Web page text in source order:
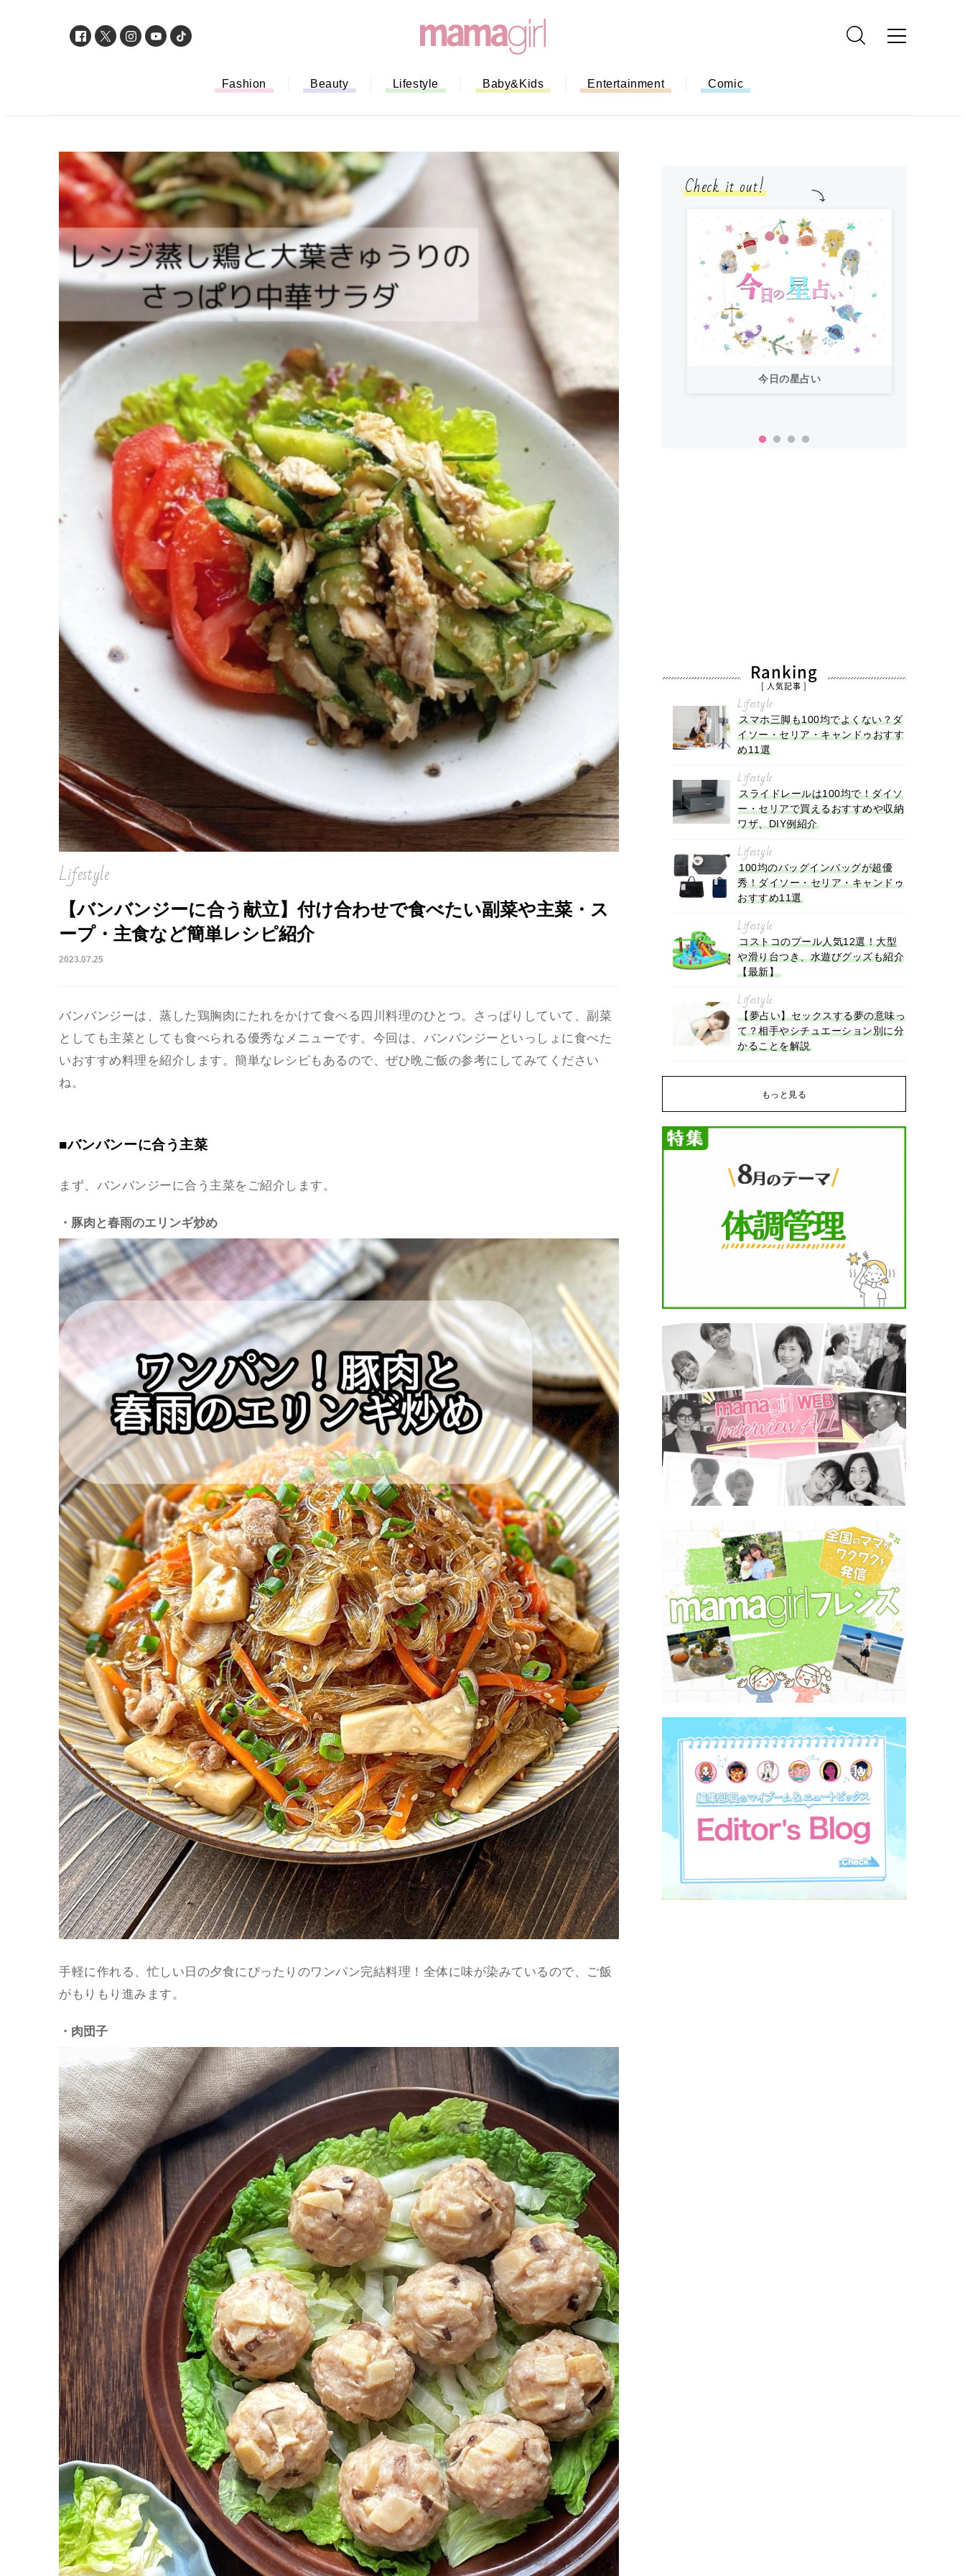
Fashion Beauty Lifestyle Baby&Kids Entertainment Comic
Lifestyle
【バンバンジーに合う献立】付け合わせで食べたい副菜や主菜・ス
ープ・主食など簡単レシピ紹介
2023.07.25
バンバンジーは、蒸した鶏胸肉にたれをかけて食べる四川料理のひとつ。さっぱりしていて、副菜
としても主菜としても食べられる優秀なメニューです。今回は、バンバンジーといっしょに食べた
いおすすめ料理を紹介します。簡単なレシピもあるので、ぜひ晩ご飯の参考にしてみてください
ね。
■バンバンーに合う主菜
まず、バンバンジーに合う主菜をご紹介します。
・豚肉と春雨のエリンギ炒め
手軽に作れる、忙しい日の夕食にぴったりのワンパン完結料理！全体に味が染みているので、ご飯
がもりもり進みます。
・肉団子
Check it out!
「もう行列に並ばない！」ミスドのモ
バイルオーダー完全ガイド｜支払い方
を徹底解説
今日の星占い
Ranking
[ 人気記事 ]
Lifestyle
スマホ三脚も100均でよくない？ダ
イソー・セリア・キャンドゥおすす
め11選
Lifestyle
スライドレールは100均で！ダイソ
ー・セリアで買えるおすすめや収納
ワザ、DIY例紹介
Lifestyle
100均のバッグインバッグが超優
秀！ダイソー・セリア・キャンドゥ
おすすめ11選
Lifestyle
コストコのプール人気12選！大型
や滑り台つき、水遊びグッズも紹介
【最新】
Lifestyle
【夢占い】セックスする夢の意味っ
て？相手やシチュエーション別に分
かることを解説
もっと見る